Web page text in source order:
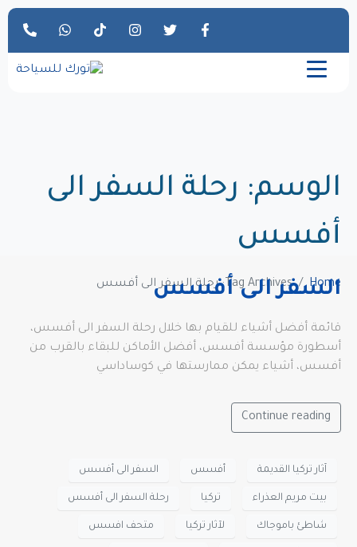
الوسم: رحلة السفر الى
أفسس
Home Tag Archives: رحلة السفر الى أفسس
السفر الى أفسس
قائمة أفضل أشياء للقيام بها خلال رحلة السفر الى أفسس،
أسطورة مؤسسة أفسس، أفضل الأماكن للبقاء بالقرب من
أفسس، أشياء يمكن ممارستها في كوساداسي
Continue reading
آثار تركيا القديمة أفسس السفر الى أفسس
بيت مريم العذراء تركيا رحلة السفر الى أفسس
شاطئ باموجاك لآثار تركيا متحف افسس